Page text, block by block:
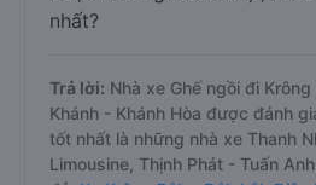
nhất?
Trả lời: Nhà xe Ghế ngồi đi
Khánh - Khánh Hòa được đánh
tốt nhất là những nhà xe Thanh
Limousine, Thịnh Phát - Tuấn